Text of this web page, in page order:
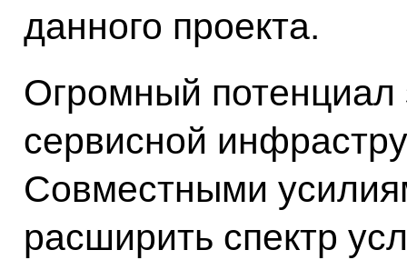
данного проекта.
Огромный
сервисной
Совместными
расширить спектр